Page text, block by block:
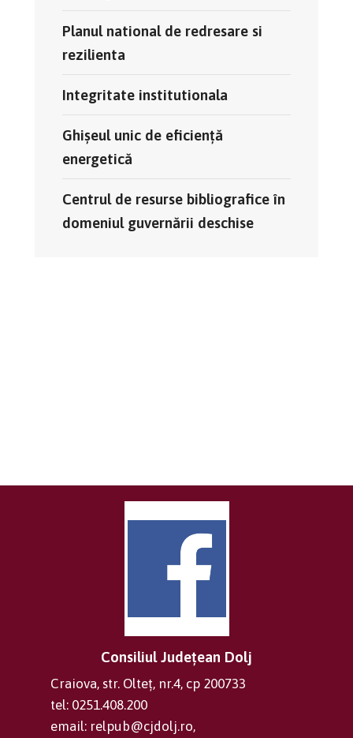
Planul national de redresare si
rezilienta
Integritate institutionala
Ghișeul unic de eficiență
energetică
Centrul de resurse bibliografice în
domeniul guvernării deschise
Consiliul Județean Dolj
Craiova, str. Olteț, nr.4, cp 200733
tel: 0251.408.200
email: relpub@cjdolj.ro,